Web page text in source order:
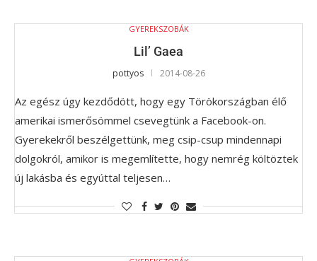
GYEREKSZOBÁK
Lil’ Gaea
pottyos 2014-08-26
Az egész úgy kezdődött, hogy egy Törökországban élő
amerikai ismerősömmel csevegtünk a Facebook-on.
Gyerekekről beszélgettünk, meg csip-csup mindennapi
dolgokról, amikor is megemlítette, hogy nemrég költöztek
új lakásba és egyúttal teljesen…